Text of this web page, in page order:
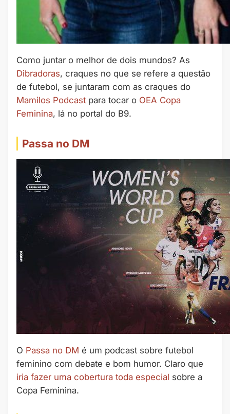
Como juntar o melhor de dois mundos? As
Dibradoras, craques no que se refere a questão
de futebol, se juntaram com as craques do
Mamilos Podcast para tocar o OEA Copa
Feminina, lá no portal do B9.
Passa no DM
O Passa no DM é um podcast sobre futebol
feminino com debate e bom humor. Claro que
iria fazer uma cobertura toda especial sobre a
Copa Feminina.